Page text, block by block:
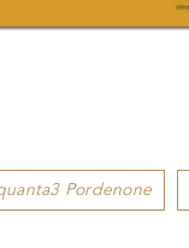
Pordenone